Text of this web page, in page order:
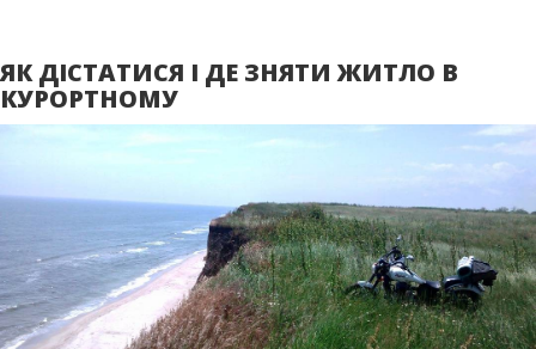
ЯК ДІСТАТИСЯ І ДЕ ЗНЯТИ ЖИТЛО В
КУРОРТНОМУ